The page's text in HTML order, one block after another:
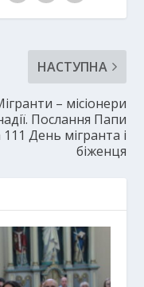
НАСТУПНА
– місіонери
Послання Папи
111 День мігранта і
біженця